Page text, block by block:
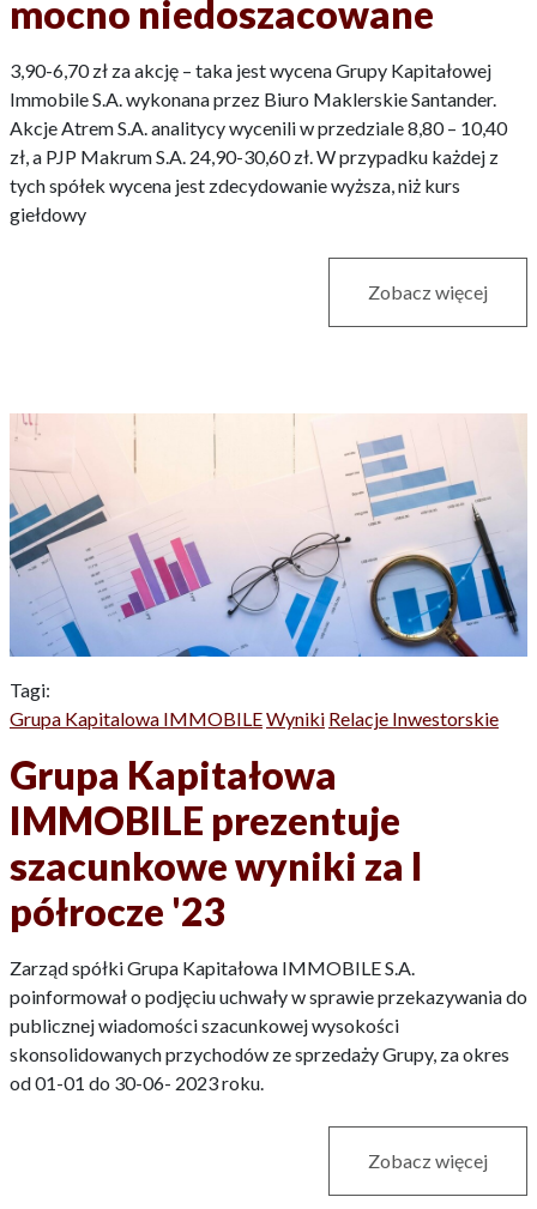
mocno niedoszacowane
3,90-6,70 zł za akcję – taka jest wycena Grupy Kapitałowej
Immobile S.A. wykonana przez Biuro Maklerskie Santander.
Akcje Atrem S.A. analitycy wycenili w przedziale 8,80 – 10,40
zł, a PJP Makrum S.A. 24,90-30,60 zł. W przypadku każdej z
tych spółek wycena jest zdecydowanie wyższa, niż kurs
giełdowy
Zobacz więcej
Tagi:
Grupa Kapitalowa IMMOBILEWyniki Relacje Inwestorskie
Grupa Kapitałowa
IMMOBILE prezentuje
szacunkowe wyniki za I
półrocze '23
Zarząd spółki Grupa Kapitałowa IMMOBILE S.A.
poinformował o podjęciu uchwały w sprawie przekazywania do
publicznej wiadomości szacunkowej wysokości
skonsolidowanych przychodów ze sprzedaży Grupy, za okres
od 01-01 do 30-06- 2023 roku.
Zobacz więcej